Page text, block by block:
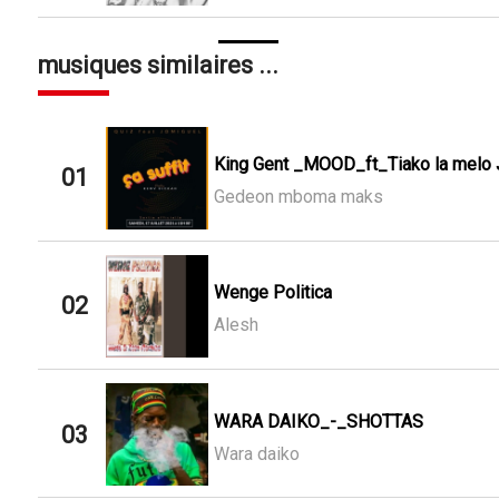
musiques similaires ...
01
King Gent _MOOD_ft_Tiako la melo
Gedeon mboma maks
02
Wenge Politica
Alesh
03
WARA DAIKO_-_SHOTTAS
Wara daiko